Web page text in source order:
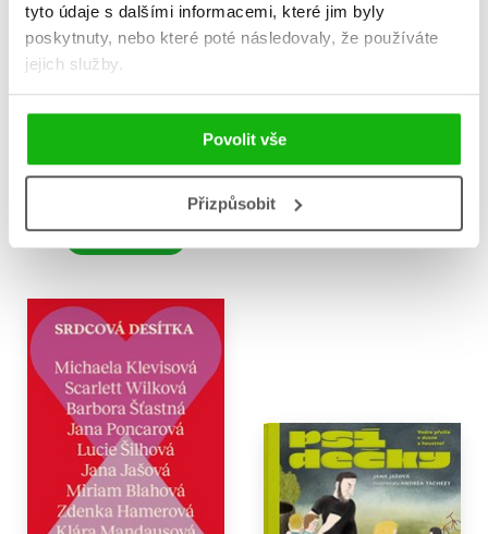
tyto údaje s dalšími informacemi, které jim byly
poskytnuty, nebo které poté následovaly, že používáte
jejich služby.
Povolit vše
Přizpůsobit
Půlměsíční město: Rod
Sarah J. Maas
Do košíku
Zlodějská přísaha
375 Kč469 Kč